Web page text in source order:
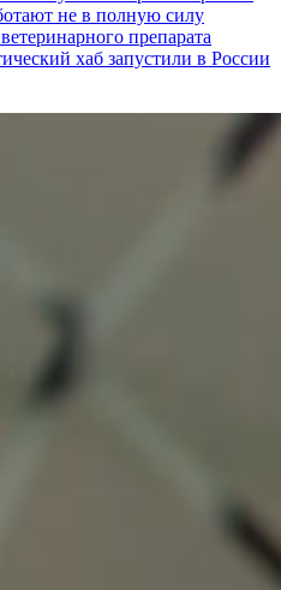
не в полную силу
препарата
хаб запустили в России